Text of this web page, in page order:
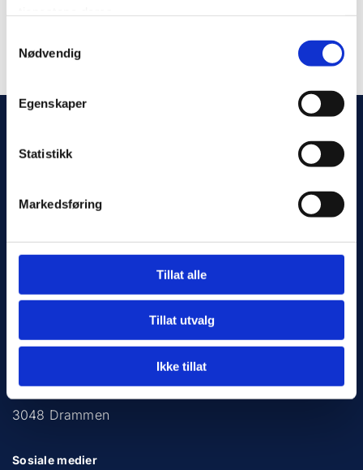
Nødvendig
Egenskaper
Statistikk
Markedsføring
Tillat alle
Tillat utvalg
Ikke tillat
Ta kontakt
452 62 903
Øvre Eikervei 83a
3048 Drammen
Sosiale medier